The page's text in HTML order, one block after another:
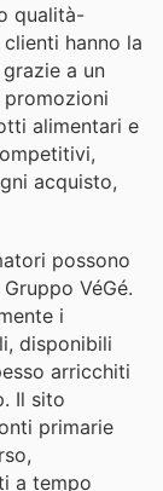
qualità-
hanno la
a un
alimentari e
acquisto,
possono
VéGé.
i
disponibili
arricchiti
Il sito
primarie
a tempo